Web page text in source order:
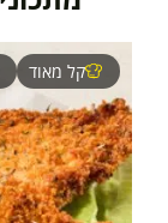
קל מאוד